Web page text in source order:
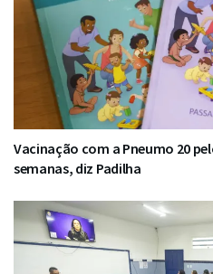
Vacinação com a Pneumo 20
semanas, diz Padilha